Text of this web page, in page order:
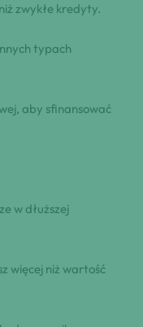
zwykłe kredyty.
typach
aby sfinansować
w dłuższej
więcej niż wartość